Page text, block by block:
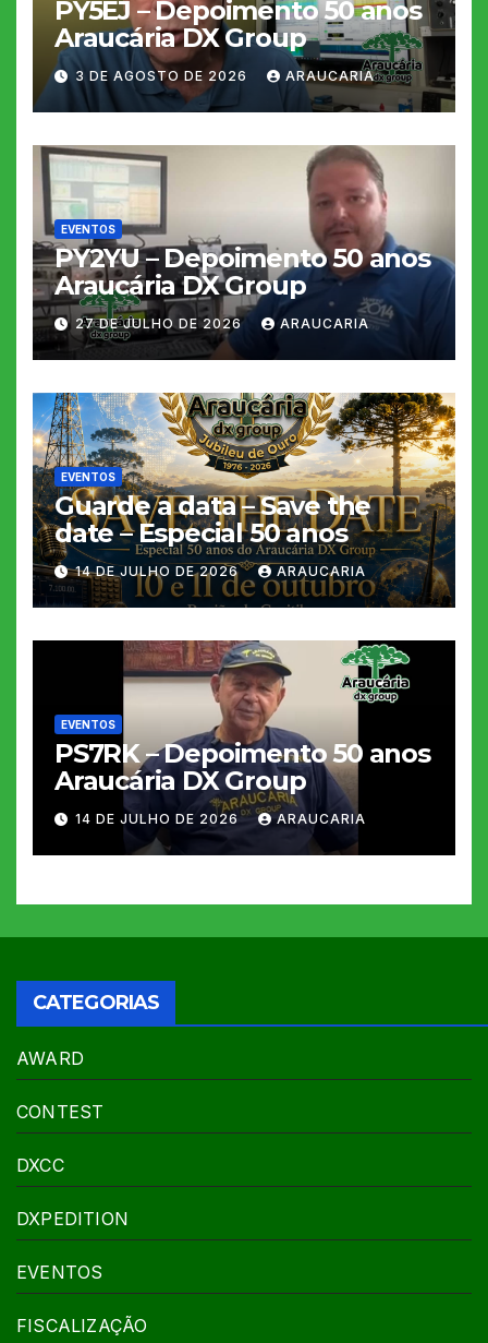
PY5EJ – Depoimento 50 anos
Araucária DX Group
3 DE AGOSTO DE 2026 ARAUCARIA
EVENTOS
PY2YU – Depoimento 50 anos
Araucária DX Group
27 DE JULHO DE 2026 ARAUCARIA
EVENTOS
Guarde a data – Save the
date – Especial 50 anos
14 DE JULHO DE 2026 ARAUCARIA
EVENTOS
PS7RK – Depoimento 50 anos
Araucária DX Group
14 DE JULHO DE 2026 ARAUCARIA
CATEGORIAS
AWARD
CONTEST
DXCC
DXPEDITION
EVENTOS
FISCALIZAÇÃO